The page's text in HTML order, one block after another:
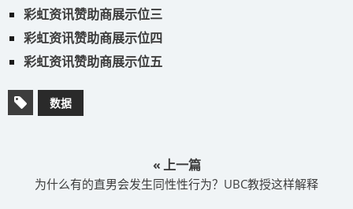
彩虹资讯赞助商展示位三
彩虹资讯赞助商展示位四
彩虹资讯赞助商展示位五
数据
« 上一篇
为什么有的直男会发生同性性行为？UBC教授这样解释